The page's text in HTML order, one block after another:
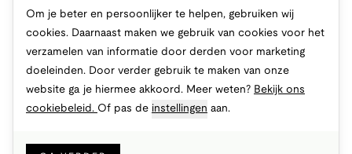
Om je beter en persoonlijker te helpen, gebruiken wij
cookies. Daarnaast maken we gebruik van cookies voor het
verzamelen van informatie door derden voor marketing
doeleinden. Door verder gebruik te maken van onze
website ga je hiermee akkoord. Meer weten? Bekijk ons
cookiebeleid. Of pas de instellingen aan.